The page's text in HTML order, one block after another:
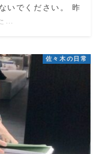
いでください。 昨
…
佐々木の日常